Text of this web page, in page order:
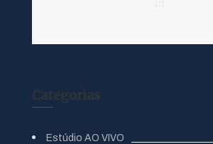
Categorias
Estúdio AO VIVO